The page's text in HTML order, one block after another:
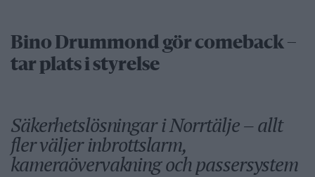
Bino Drummond gör comeback –
tar plats i styrelse
Säkerhetslösningar i Norrtälje – allt
fler väljer inbrottslarm,
kameraövervakning och passersystem